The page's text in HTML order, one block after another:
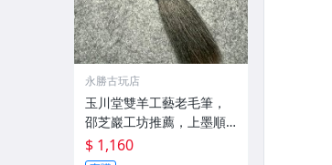
永勝古玩店
玉川堂雙羊工藝老毛筆，
邵芝巖工坊推薦，上墨順
滑古墨專用 老墨 冬青 老筆
$ 1,160